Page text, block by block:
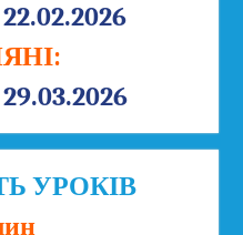
УРОКІВ